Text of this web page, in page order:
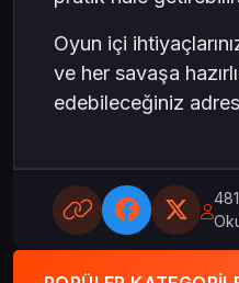
Oyun içi
ve her savaşa
edebileceğiniz
481